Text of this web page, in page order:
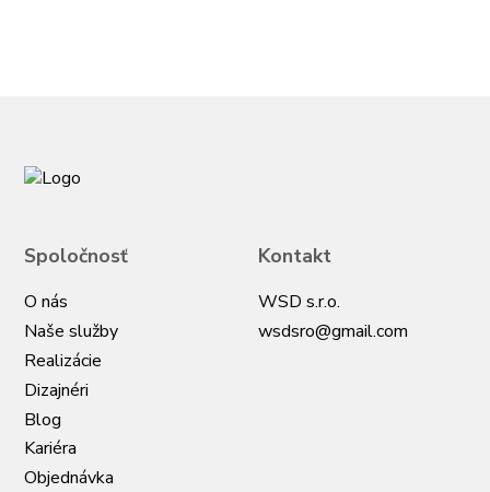
Spoločnosť
O nás
Naše služby
Realizácie
Dizajnéri
Blog
Kariéra
Objednávka
Kontakt
WSD s.r.o.
wsdsro@gmail.com